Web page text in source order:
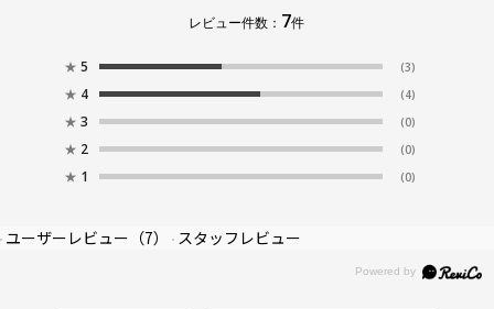
レビュー件数： 7件
★ 5 (3)
★ 4 (4)
★ 3 (0)
★ 2 (0)
★ 1 (0)
ユーザーレビュー （7） スタッフレビュー